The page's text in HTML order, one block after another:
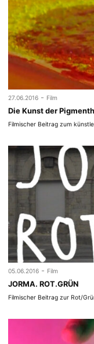
27.06.2016 - Film
Die Kunst der
Filmischer Beitrag zum
05.06.2016 - Film
JORMA. ROT.GRÜN
Filmischer Beitrag zur Rot/